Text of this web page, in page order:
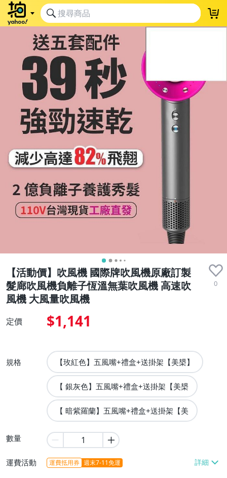
【活動價】吹風機 國際牌吹風機原廠訂製
髮廊吹風機負離子恆溫無葉吹風機 高速吹
風機 大風量吹風機
0
定價 $1,141
規格 【玫紅色】五風嘴+禮盒+送掛架【美槼】
【 銀灰色】五風嘴+禮盒+送掛架【美槼
【 暗紫羅蘭】五風嘴+禮盒+送掛架【美
數量
運費活動 運費抵用券 週末7-11免運